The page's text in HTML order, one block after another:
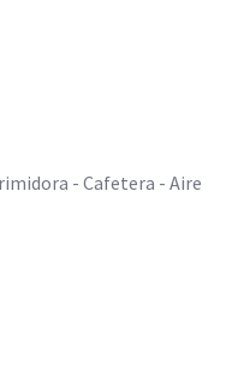
- Cafetera - Aire